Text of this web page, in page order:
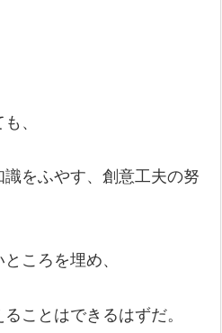
、
をふやす、創意工夫の努
ころを埋め、
ことはできるはずだ。